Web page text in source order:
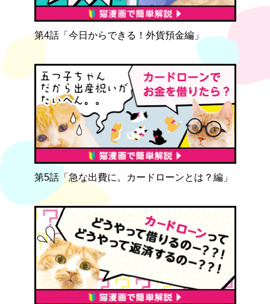
第4話「今日からできる！外貨預金編」
第5話「急な出費に。カードローンとは？編」